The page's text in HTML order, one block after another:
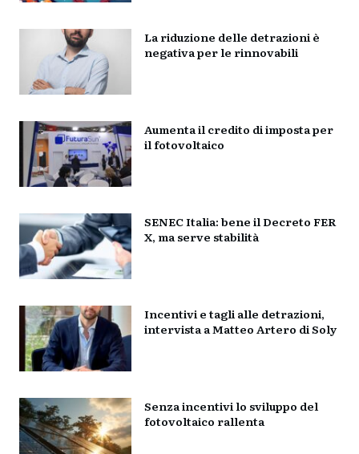
La riduzione delle detrazioni è
negativa per le rinnovabili
Aumenta il credito di imposta per
il fotovoltaico
SENEC Italia: bene il Decreto FER
X, ma serve stabilità
Incentivi e tagli alle detrazioni,
intervista a Matteo Artero di Soly
Senza incentivi lo sviluppo del
fotovoltaico rallenta